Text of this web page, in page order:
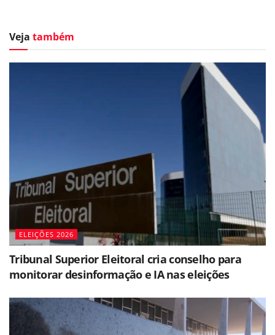
Veja também
ELEIÇÕES 2026
Tribunal Superior Eleitoral cria conselho para
monitorar desinformação e IA nas eleições